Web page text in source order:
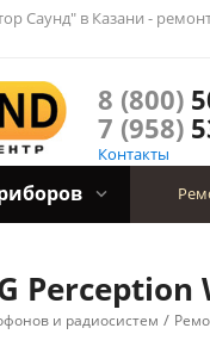
Саунд" в Казани -
8 (800)
7 (958)
Контакты
и радиосистем /